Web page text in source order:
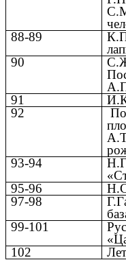
88-89
90
91
92
93-94
95-96
97-98
99-101
102